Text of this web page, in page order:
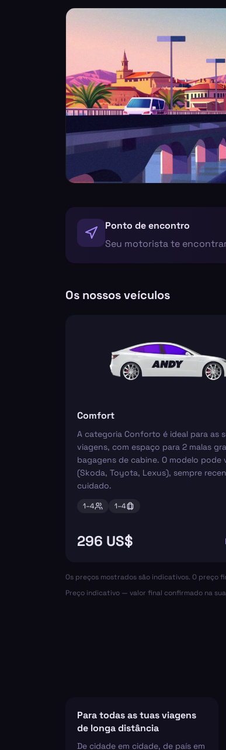
Ponto de encontro
Seu motorista te
Os nossos veículos
Comfort
A categoria Conforto é ideal para as
viagens, com espaço para 2 malas
bagagens de cabine. O modelo pode
(Skoda, Toyota, Lexus), sempre
cuidado.
1–4 1–4
296 US$
Os preços mostrados são indicativos. O preço
Preço indicativo — valor final confirmado na
Para todas as tuas viagens
de longa distância
De cidade em cidade, de país em